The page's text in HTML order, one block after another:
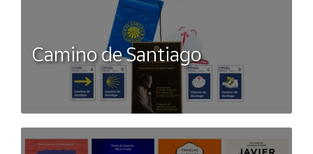
Camino de Santiago